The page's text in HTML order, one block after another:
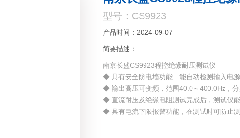
型号：CS9923
产品时间：2024-09-07
简要描述：
南京长盛CS9923程控绝缘耐压测试仪
◆ 具有安全防电墙功能，能自动检测输入电
◆ 输出高压可变频，范围40.0～400.0Hz，
◆ 直流耐压及绝缘电阻测试完成后，测试仪
◆ 具有电流下限报警功能，在测试时可防止